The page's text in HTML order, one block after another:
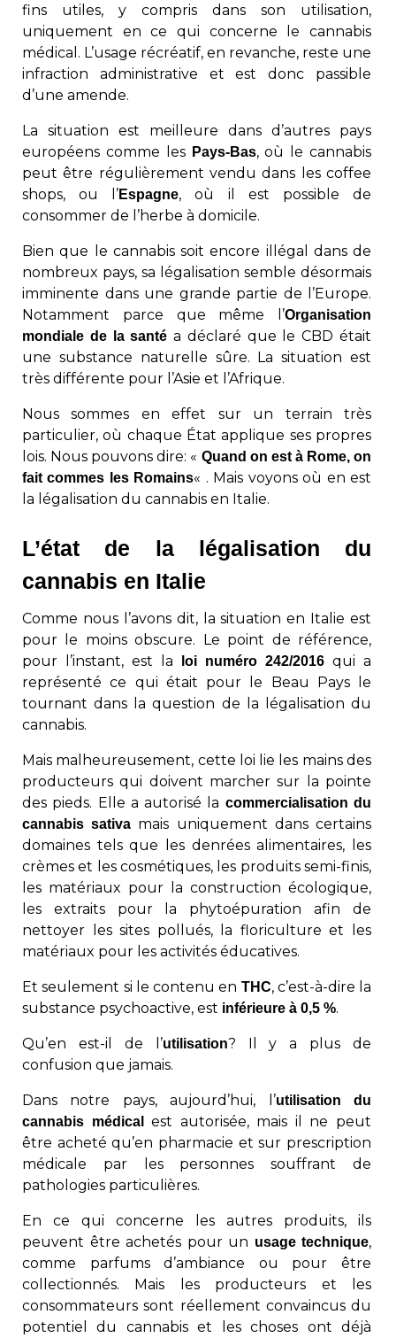
fins utiles, y compris dans son utilisation,
uniquement en ce qui concerne le cannabis
médical. L’usage récréatif, en revanche, reste une
infraction administrative et est donc passible
d’une amende.
La situation est meilleure dans d’autres pays
européens comme les Pays-Bas, où le cannabis
peut être régulièrement vendu dans les coffee
shops, ou l’Espagne, où il est possible de
consommer de l’herbe à domicile.
Bien que le cannabis soit encore illégal dans de
nombreux pays, sa légalisation semble désormais
imminente dans une grande partie de l’Europe.
Notamment parce que même l’Organisation
mondiale de la santéa déclaré que le CBD était
une substance naturelle sûre. La situation est
très différente pour l’Asie et l’Afrique.
Nous sommes en effet sur un terrain très
particulier, où chaque État applique ses propres
lois. Nous pouvons dire: « Quand on est à Rome, on
fait commes les Romains« . Mais voyons où en est
la légalisation du cannabis en Italie.
L’état de la légalisation du
cannabis en Italie
Comme nous l’avons dit, la situation en Italie est
pour le moins obscure. Le point de référence,
pour l’instant, est la
loi numéro 242/2016 qui a
représenté ce qui était pour le Beau Pays le
tournant dans la question de la légalisation du
cannabis.
Mais malheureusement, cette loi lie les mains des
producteurs qui doivent marcher sur la pointe
des pieds. Elle a autorisé la commercialisation du
cannabis sativa mais uniquement dans certains
domaines tels que les denrées alimentaires, les
crèmes et les cosmétiques, les produits semi-finis,
les matériaux pour la construction écologique,
les extraits pour la phytoépuration afin de
nettoyer les sites pollués, la floriculture et les
matériaux pour les activités éducatives.
Et seulement si le contenu en THC, c’est-à-dire la
substance psychoactive, est inférieure à 0,5 %.
Qu’en est-il de l’utilisation? Il y a plus de
confusion que jamais.
Dans notre pays, aujourd’hui, l’utilisation du
cannabis médical est autorisée, mais il ne peut
être acheté qu’en pharmacie et sur prescription
médicale par les personnes souffrant de
pathologies particulières.
En ce qui concerne les autres produits, ils
peuvent être achetés pour un usage technique,
comme parfums d’ambiance ou pour être
collectionnés. Mais les producteurs et les
consommateurs sont réellement convaincus du
potentiel du cannabis et les choses ont déjà